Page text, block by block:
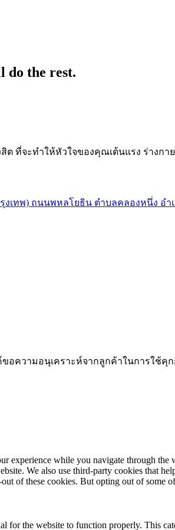
do the rest.
ต ที่จะทำให้หัวใจของคุณเต้นแรง ร่างกา
งเทพ) ถนนพหลโยธิน ตำบลคลองหนึ่ง อำ
อความอนุเคราะห์จากลูกค้าในการใช้คุ
experience while you navigate through the
We also use third-party cookies that
of these cookies. But opting out of some
for the website to function properly. This